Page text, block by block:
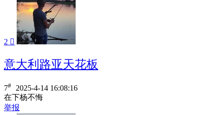
2 
意大利路亚天花板
7#
2025-4-14 16:08:16
在下杨不悔
举报